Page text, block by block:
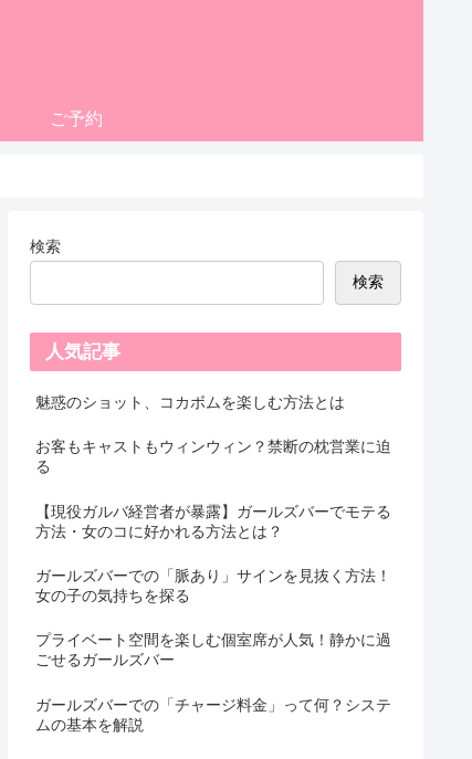
ご予約
検索
検索
人気記事
魅惑のショット、コカボムを楽しむ方法とは
お客もキャストもウィンウィン？禁断の枕営業に迫
る
【現役ガルバ経営者が暴露】ガールズバーでモテる
方法・女のコに好かれる方法とは？
ガールズバーでの「脈あり」サインを見抜く方法！
女の子の気持ちを探る
プライベート空間を楽しむ個室席が人気！静かに過
ごせるガールズバー
ガールズバーでの「チャージ料金」って何？システ
ムの基本を解説